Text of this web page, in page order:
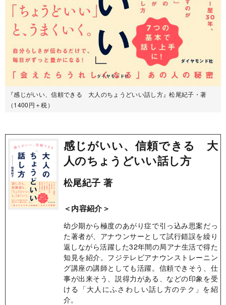
『感じがいい、信頼できる 大人のちょうどいい話し方』松尾紀子・著
（1400円＋税）
感じがいい、信頼できる 大
人のちょうどいい話し方
松尾紀子 著
＜内容紹介＞
幼少期から極度のあがり症で引っ込み思案だっ
た著者が、アナウンサーとして試行錯誤を繰り
返しながら活躍した32年間の局アナ生活で得た
知見を紹介。フジテレビアナウンストレーニン
グ講座の講師としても活躍。信頼できそう、仕
事が出来そう、説得力がある、などの印象を受
ける「大人にふさわしい話し方のテク」を紹
介。